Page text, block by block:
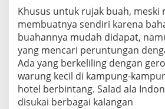
A
L
A
N
G
Khusus untuk rujak buah, meski
membuatnya sendiri karena
buahannya mudah didapat,
yang mencari peruntungan
Ada yang berkeliling dengan
warung kecil di kampung-
hotel berbintang. Salad ala
disukai berbagai kalangan